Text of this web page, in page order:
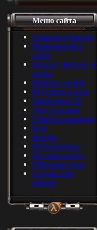
Меню сайта
Главная страница
Информация о
сайте
Каталог файлов от
клана
Каталог статей
Вступить в клан
Забей нам CW
Уход из клана
Советы новичкам
Блог
Форум
Фотоальбомы
Гостевая книга
Обратная связь
Создай себе
баннер